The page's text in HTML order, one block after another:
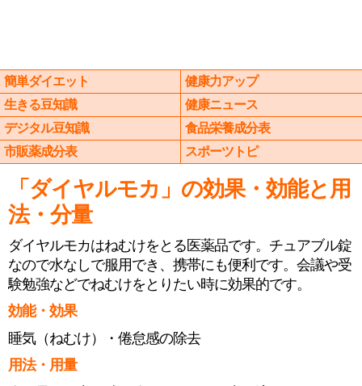
簡単ダイエット
健康力アップ
生きる豆知識
健康ニュース
デジタル豆知識
食品栄養成分表
市販薬成分表
スポーツトピ
「ダイヤルモカ」の効果・効能と用
法・分量
ダイヤルモカはねむけをとる医薬品です。チュアブル錠
なので水なしで服用でき、携帯にも便利です。会議や受
験勉強などでねむけをとりたい時に効果的です。
効能・効果
睡気（ねむけ）・倦怠感の除去
用法・用量